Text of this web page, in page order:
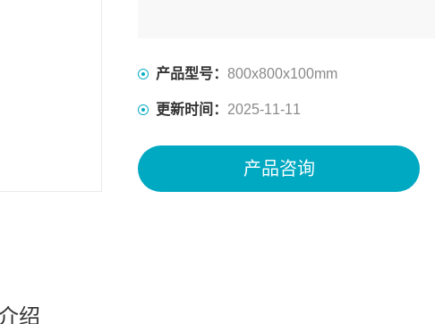
产品型号： 800x800x100mm
更新时间： 2025-11-11
产品咨询
绍